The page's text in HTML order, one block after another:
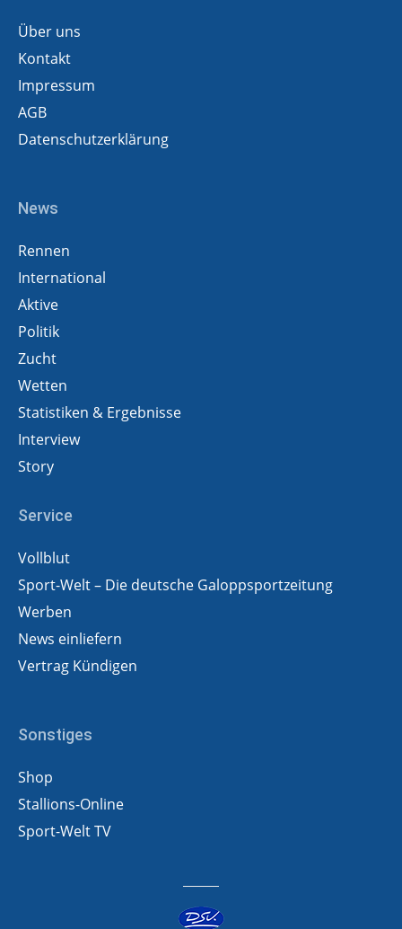
Über uns
Kontakt
Impressum
AGB
Datenschutzerklärung
News
Rennen
International
Aktive
Politik
Zucht
Wetten
Statistiken & Ergebnisse
Interview
Story
Service
Vollblut
Sport-Welt – Die deutsche Galoppsportzeitung
Werben
News einliefern
Vertrag Kündigen
Sonstiges
Shop
Stallions-Online
Sport-Welt TV